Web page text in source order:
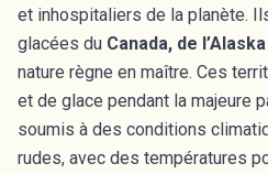
et inhospitaliers de la planète.
glacées du Canada, de
nature règne en maître. Ces
et de glace pendant la majeure
soumis à des conditions
rudes, avec des températures